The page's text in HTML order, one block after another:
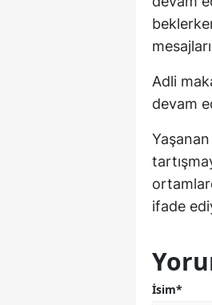
Adli
devam
ifade
İsim*